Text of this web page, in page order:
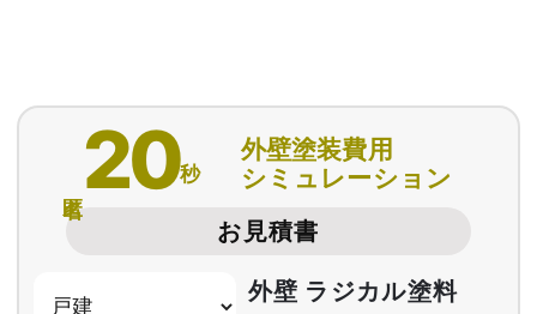
20秒
外壁塗装費用
シミュレーション
お見積書
外壁 ラジカル塗料